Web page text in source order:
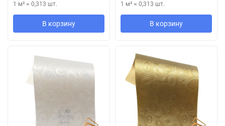
1 м² = 0,313 шт.
В корзину
1 м² = 0,313 шт.
В корзину